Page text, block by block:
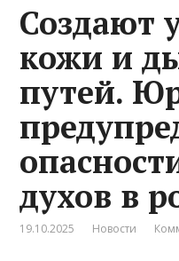
Создают
кожи и
путей.
духов в
19.10.2025 Новости